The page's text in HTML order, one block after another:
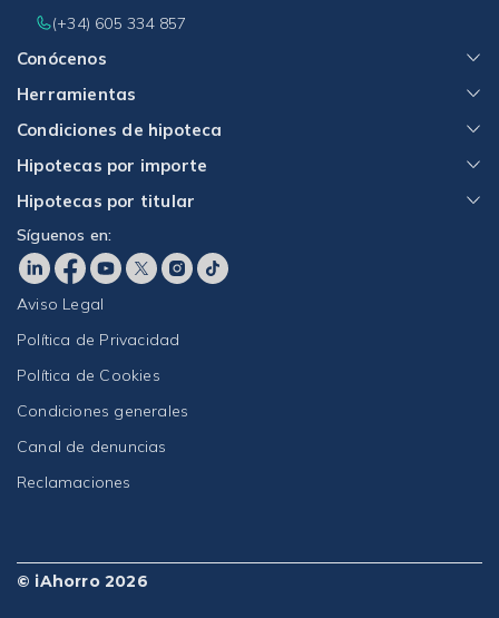
Conócenos
Herramientas
Condiciones de hipoteca
Hipotecas por importe
Hipotecas por titular
(+34) 605 334 857
Síguenos en:
Aviso Legal
Política de Privacidad
Política de Cookies
Condiciones generales
Canal de denuncias
Reclamaciones
© iAhorro 2026